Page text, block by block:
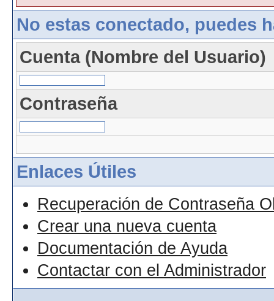
No estas conectado, puedes
Cuenta (Nombre del Usuario)
Contraseña
Enlaces Útiles
Recuperación de Contraseña
Crear una nueva cuenta
Documentación de Ayuda
Contactar con el Administrador